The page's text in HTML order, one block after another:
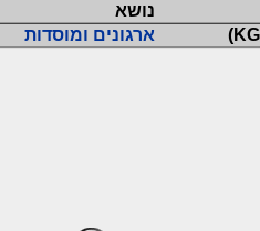
נושא
ארגונים ומוסדות